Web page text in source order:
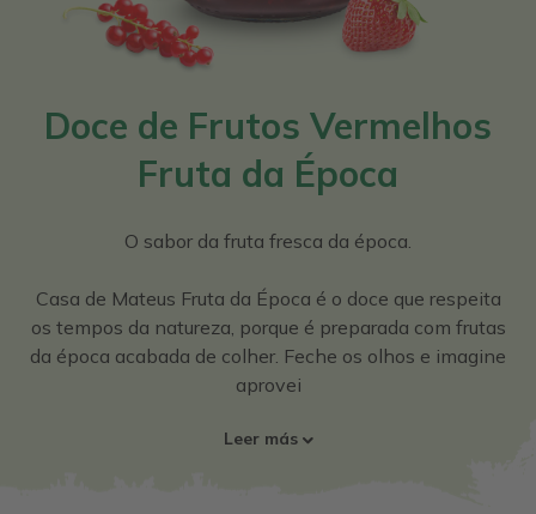
Doce de Frutos Vermelhos
Fruta da Época
O sabor da fruta fresca da época.
Casa de Mateus Fruta da Época é o doce que respeita
os tempos da natureza, porque é preparada com frutas
da época acabada de colher. Feche os olhos e imagine
aprovei
Leer más